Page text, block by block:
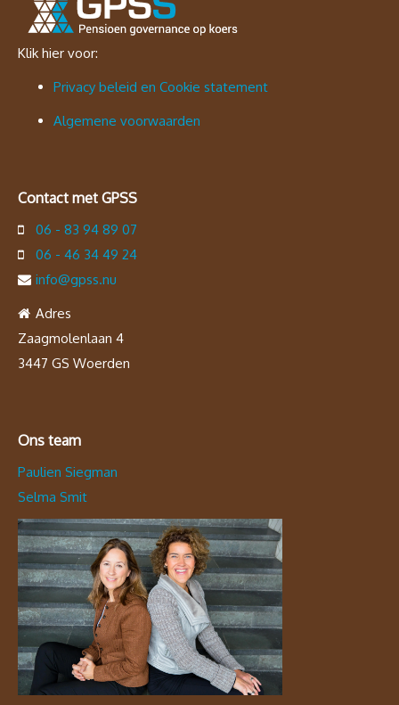
Klik hier voor:
Privacy beleid en Cookie statement
Algemene voorwaarden
Contact met GPSS
06 - 83 94 89 07
06 - 46 34 49 24
info@gpss.nu
Adres
Zaagmolenlaan 4
3447 GS Woerden
Ons team
Paulien Siegman
Selma Smit